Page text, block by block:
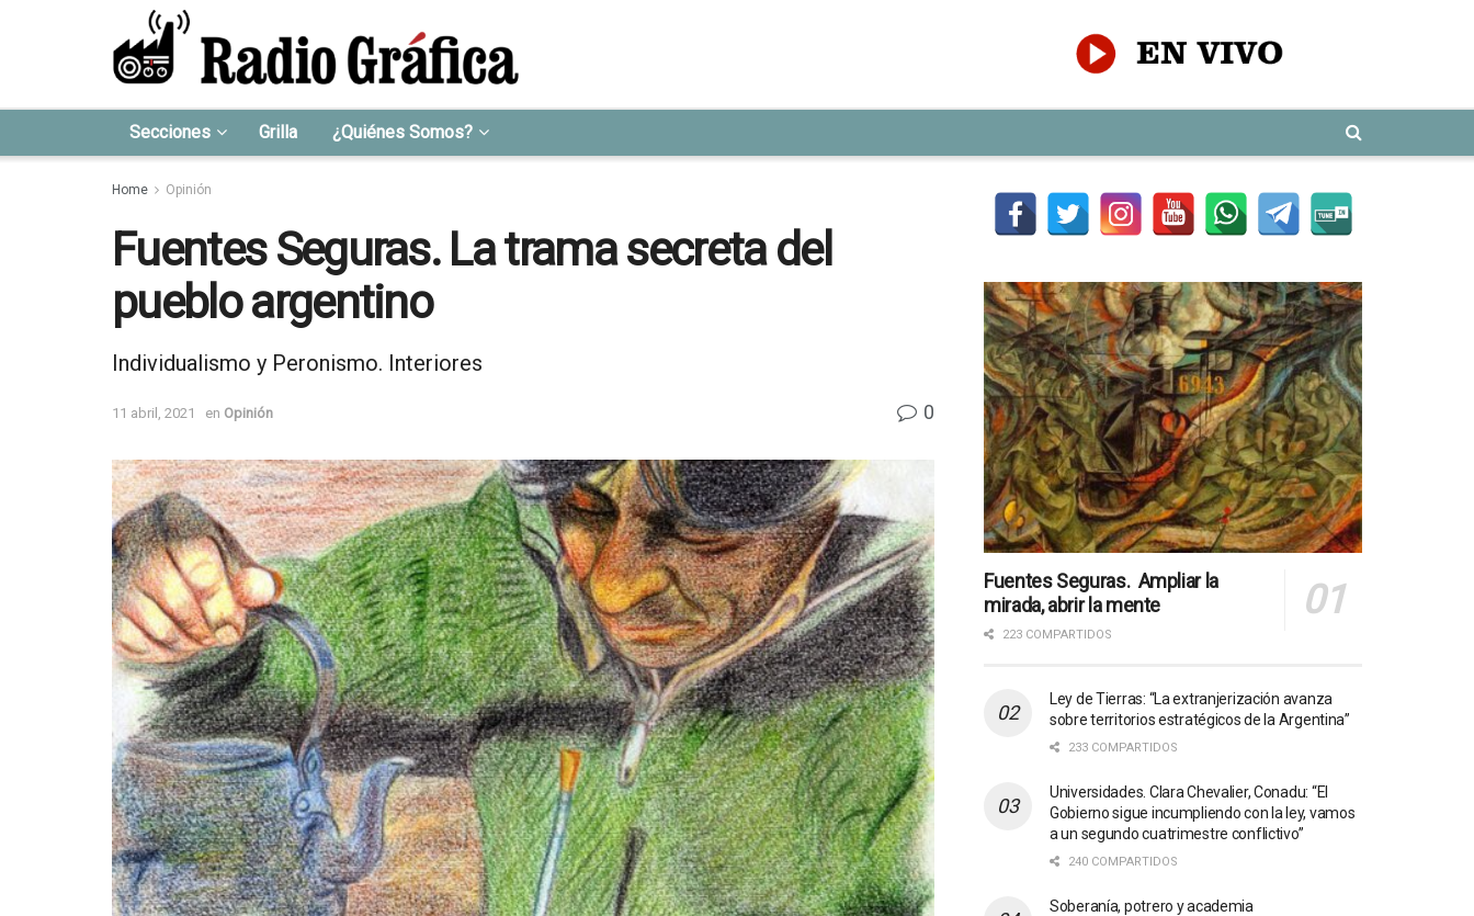
Secciones Grilla ¿Quiénes Somos?
Home Opinión
Fuentes Seguras. La trama secreta del
pueblo argentino
Individualismo y Peronismo. Interiores
11 abril, 2021 en Opinión 0
Fuentes Seguras. Ampliar la
mirada, abrir la mente
223 COMPARTIDOS
Ley de Tierras: “La extranjerización avanza
sobre territorios estratégicos de la Argentina”
233 COMPARTIDOS
Universidades. Clara Chevalier, Conadu: “El
Gobierno sigue incumpliendo con la ley, vamos
a un segundo cuatrimestre conflictivo”
240 COMPARTIDOS
Soberanía, potrero y academia